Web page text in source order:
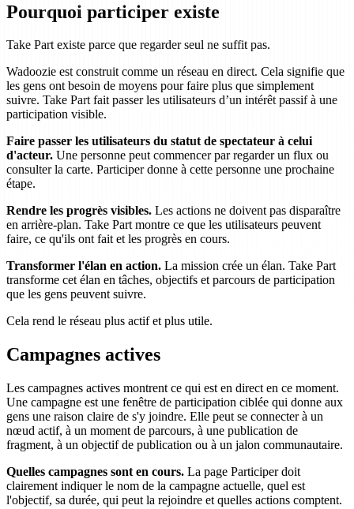
Pourquoi participer existe
Take Part existe parce que regarder seul ne suffit pas.
Wadoozie est construit comme un réseau en direct. Cela signifie que
les gens ont besoin de moyens pour faire plus que simplement
suivre. Take Part fait passer les utilisateurs d’un intérêt passif à une
participation visible.
Faire passer les utilisateurs du statut de spectateur à celui
d'acteur. Une personne peut commencer par regarder un flux ou
consulter la carte. Participer donne à cette personne une prochaine
étape.
Rendre les progrès visibles. Les actions ne doivent pas disparaître
en arrière-plan. Take Part montre ce que les utilisateurs peuvent
faire, ce qu'ils ont fait et les progrès en cours.
Transformer l'élan en action. La mission crée un élan. Take Part
transforme cet élan en tâches, objectifs et parcours de participation
que les gens peuvent suivre.
Cela rend le réseau plus actif et plus utile.
Campagnes actives
Les campagnes actives montrent ce qui est en direct en ce moment.
Une campagne est une fenêtre de participation ciblée qui donne aux
gens une raison claire de s'y joindre. Elle peut se connecter à un
nœud actif, à un moment de parcours, à une publication de
fragment, à un objectif de publication ou à un jalon communautaire.
Quelles campagnes sont en cours. La page Participer doit
clairement indiquer le nom de la campagne actuelle, quel est
l'objectif, sa durée, qui peut la rejoindre et quelles actions comptent.